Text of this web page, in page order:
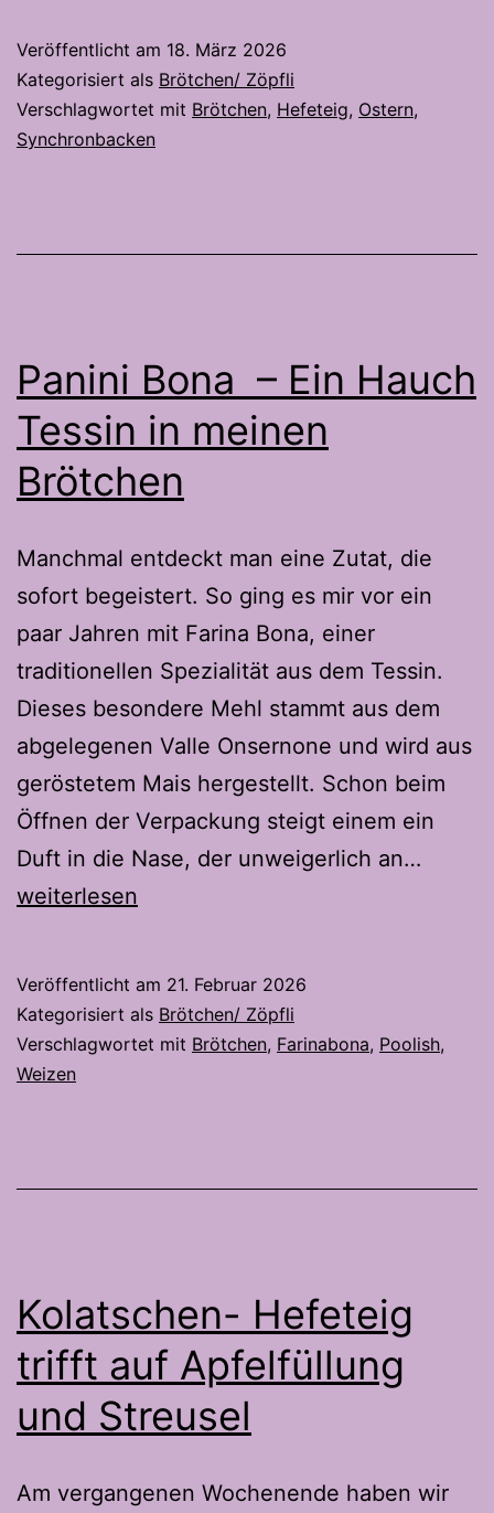
–
süsses
Hefegebäck
Veröffentlicht am 18. März 2026
Kategorisiert als Brötchen/ Zöpfli
Verschlagwortet mit Brötchen, Hefeteig, Ostern,
Synchronbacken
Panini Bona – Ein Hauch
Tessin in meinen
Brötchen
Manchmal entdeckt man eine Zutat, die
sofort begeistert. So ging es mir vor ein
paar Jahren mit Farina Bona, einer
traditionellen Spezialität aus dem Tessin.
Dieses besondere Mehl stammt aus dem
abgelegenen Valle Onsernone und wird aus
geröstetem Mais hergestellt. Schon beim
Öffnen der Verpackung steigt einem ein
Duft in die Nase, der unweigerlich an…
Tessin
weiterlesen
Veröffentlicht am 21. Februar 2026
Kategorisiert als Brötchen/ Zöpfli
Verschlagwortet mit Brötchen, Farinabona, Poolish,
Weizen
Kolatschen- Hefeteig
trifft auf Apfelfüllung
und Streusel
Am vergangenen Wochenende haben wir